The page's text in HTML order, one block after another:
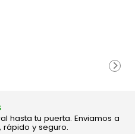
hasta tu puerta. Enviamos a
rápido y seguro.